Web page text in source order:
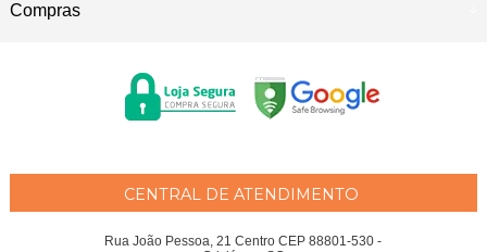
Compras
CENTRAL DE ATENDIMENTO
Rua João Pessoa, 21 Centro CEP 88801-530 -